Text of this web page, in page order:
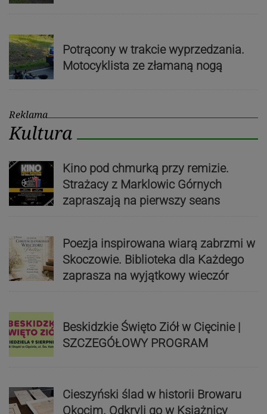
Potrącony w trakcie wyprzedzania.
Motocyklista ze złamaną nogą
Reklama
Kultura
Kino pod chmurką przy remizie.
Strażacy z Marklowic Górnych
zapraszają na pierwszy seans
Poezja inspirowana wiarą zabrzmi w
Skoczowie. Biblioteka dla Każdego
zaprasza na wyjątkowy wieczór
Beskidzkie Święto Ziół w Cięcinie |
SZCZEGÓŁOWY PROGRAM
Cieszyński ślad w historii Browaru
Okocim. Odkryli go w Książnicy